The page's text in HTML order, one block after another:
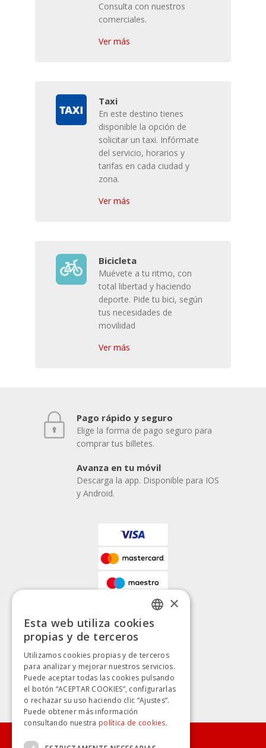
Consulta con nuestros
comerciales.
Ver más
Taxi
En este destino tienes
disponible la opción de
solicitar un taxi. Infórmate
del servicio, horarios y
tarifas en cada ciudad y
zona.
Ver más
Bicicleta
Muévete a tu ritmo, con
total libertad y haciendo
deporte. Pide tu bici, según
tus necesidades de
movilidad
Ver más
Pago rápido y seguro
Elige la forma de pago seguro para
comprar tus billetes.
Avanza en tu móvil
Descarga la app. Disponible para IOS
y Android.
SPANISH
×
Esta web utiliza cookies
propias y de terceros
Utilizamos cookies propias y de terceros
para analizar y mejorar nuestros servicios.
Puede aceptar todas las cookies pulsando
el botón “ACEPTAR COOKIES”, configurarlas
o rechazar su uso haciendo clic “Ajustes”.
Puede obtener más información
consultando nuestra política de cookies.